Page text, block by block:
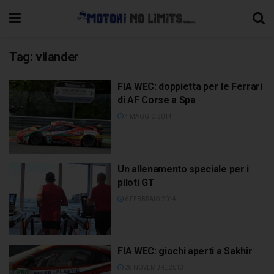
Tag: vilander
FIA WEC: doppietta per le Ferrari
di AF Corse a Spa
Un allenamento speciale per i
piloti GT
FIA WEC: giochi aperti a Sakhir